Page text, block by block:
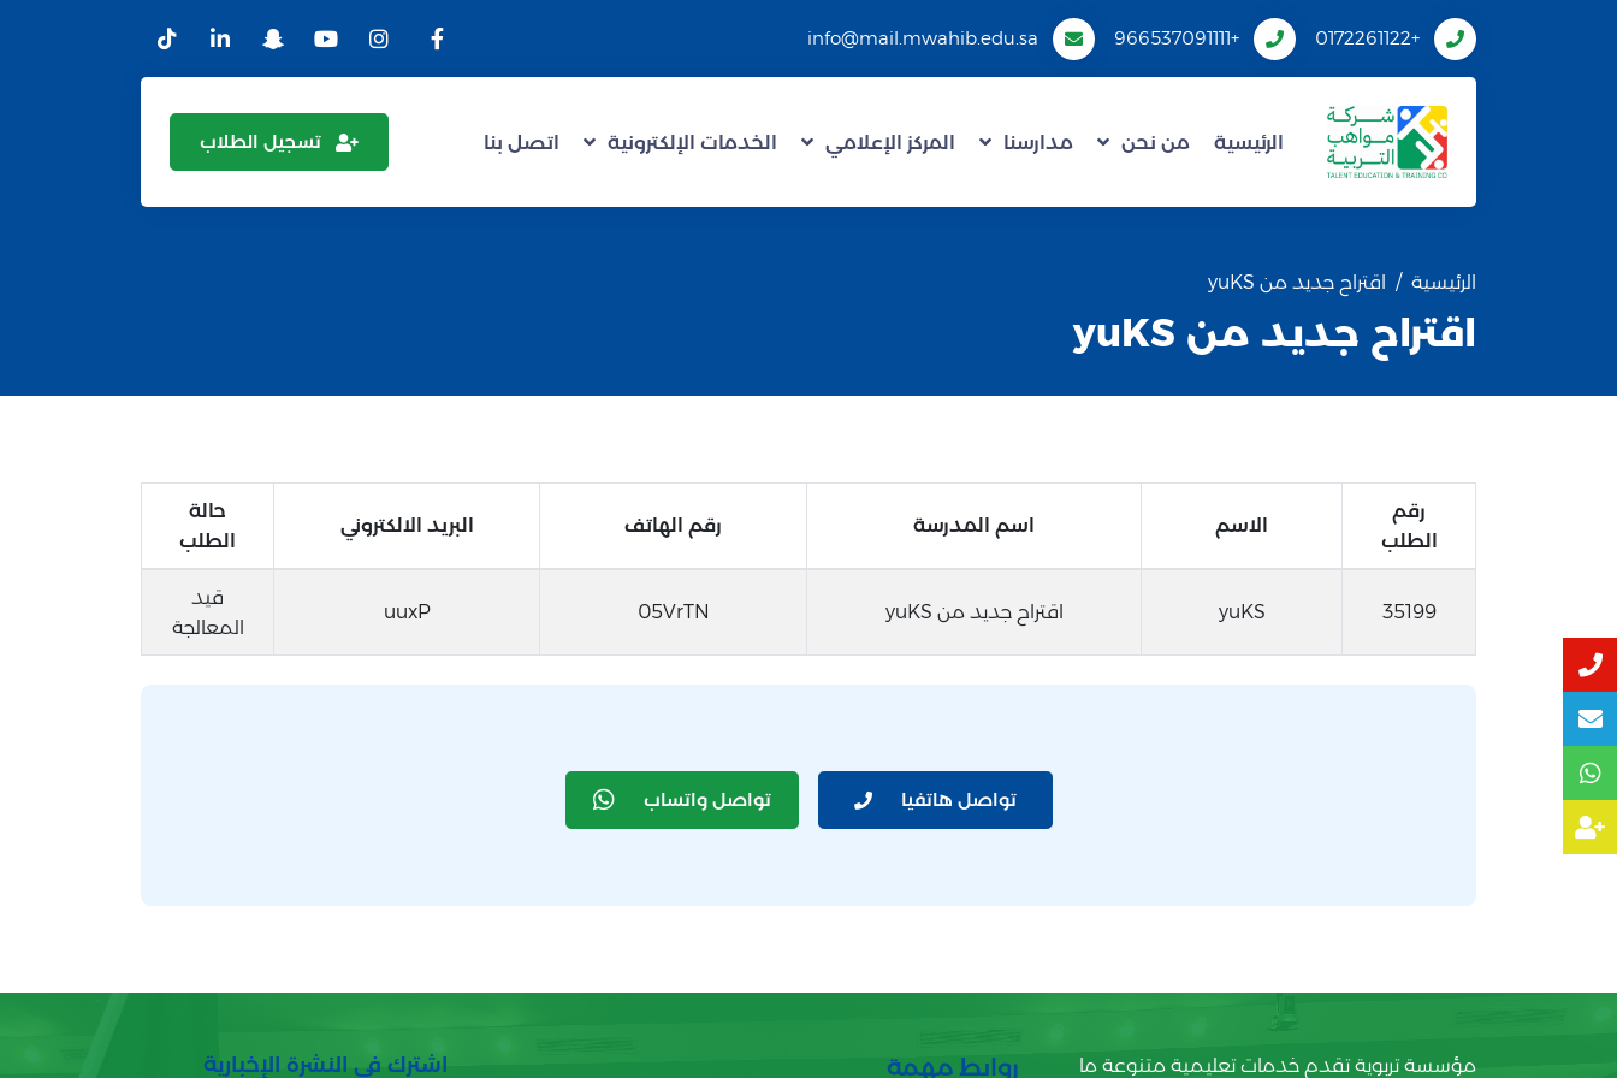
+0172261122
+966537091111
info@mail.mwahib.edu.sa
الرئيسية من نحن مدارسنا المركز الإعلامي الخدمات الإلكترونية اتصل بنا تسجيل الطلاب
الرئيسية اقتراح جديد من yuKS
اقتراح جديد من yuKS
رقم
الطلب
الاسم اسم المدرسة رقم الهاتف البريد الالكتروني
حالة
الطلب
35199
yuKS اقتراح جديد من yuKS 05VrTN
uuxP
قيد
المعالجة
تواصل هاتفيا تواصل واتساب
مؤسسة تربوية تقدم خدمات تعليمية متنوعة ما روابط مهمة اشترك في النشرة الإخبارية